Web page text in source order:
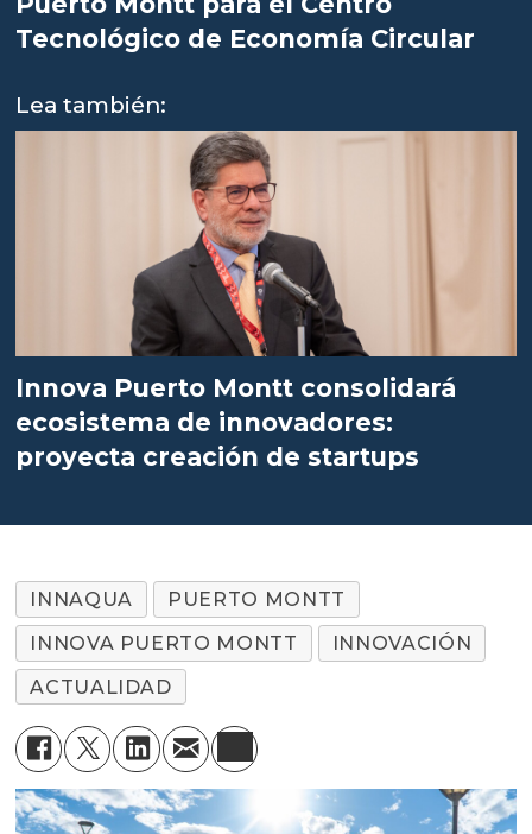
Tecnológico de Economía Circular
Lea también:
Innova Puerto Montt consolidará
ecosistema de innovadores:
proyecta creación de startups
INNAQUA
PUERTO MONTT
INNOVA PUERTO MONTT
INNOVACIÓN
ACTUALIDAD